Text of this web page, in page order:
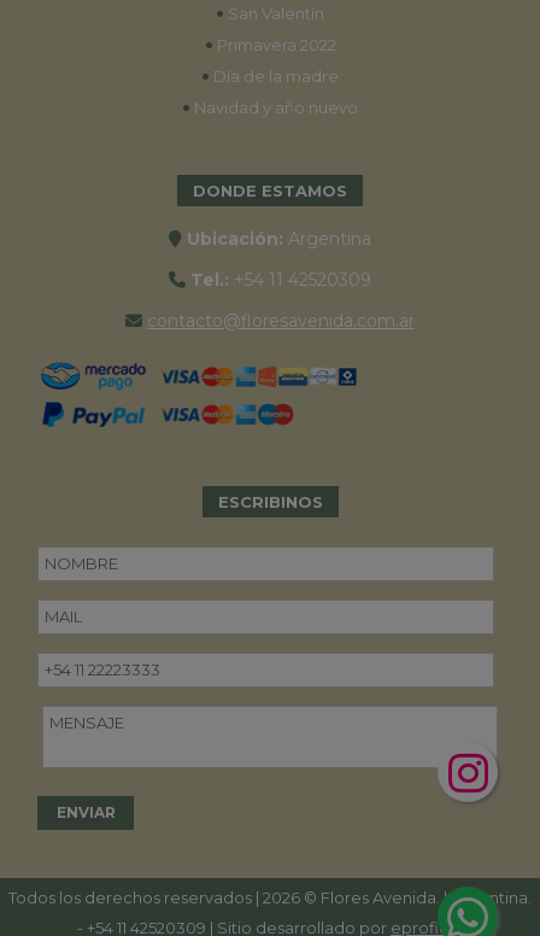
• San Valentín
• Primavera 2022
• Día de la madre
• Navidad y año nuevo
DONDE ESTAMOS
Ubicación: Argentina
Tel.: +54 11 42520309
contacto@floresavenida.com.ar
ESCRIBINOS
Todos los derechos reservados | 2026 © Flores Avenida. | Argentina.
- +54 11 42520309 | Sitio desarrollado por eproficio